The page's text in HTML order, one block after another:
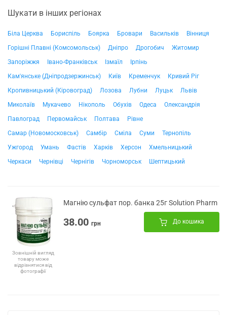
Шукати в інших регіонах
Біла Церква Бориспіль Боярка Бровари Васильків
Вінниця
Горішні Плавні (Комсомольськ)
Дніпро Дрогобич
Житомир
Запоріжжя
Івано-Франківськ Ізмаїл
Ірпінь
Кам'янське (Дніпродзержинськ)
Київ Кременчук
Кривий Ріг
Кропивницький (Кіровоград)
Лозова Лубни Луцьк
Львів
Миколаїв
Мукачево Нікополь Обухів Одеса
Олександрія
Павлоград
Первомайськ Полтава
Рівне
Самар (Новомосковськ)
Самбір Сміла Суми
Тернопіль
Ужгород
Умань Фастів Харків Херсон
Хмельницький
Черкаси
Чернівці Чернігів Чорноморськ Шептицький
Зовнішній вигляд
товару може
відрізнятися від
фотографії
Магнію сульфат пор. банка 25г Solution Pharm
38.00 грн До кошика